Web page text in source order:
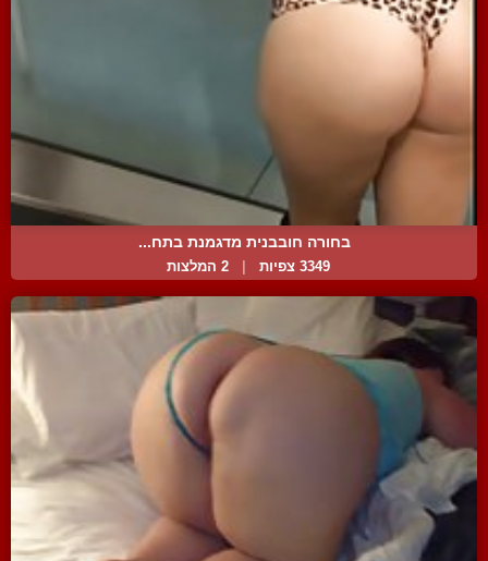
בחורה חובבנית מדגמנת בתח...
3349 צפיות 2 המלצות